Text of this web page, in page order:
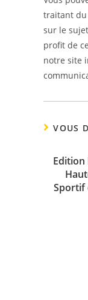
traitant du
sur le
profit de
notre site
VOUS
Edition
Sportif